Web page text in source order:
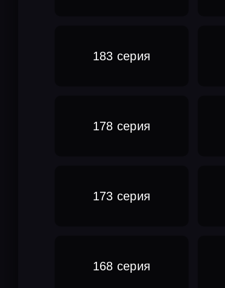
183 серия
178 серия
173 серия
168 серия